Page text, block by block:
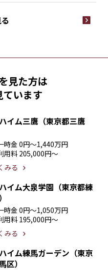
見た方は
ています
イム三鷹（東京都三鷹
時金 0円〜1,440万円
用料205,000円〜
みる
イム大泉学園（東京都練
時金 0円〜1,050万円
用料195,000円〜
みる
イム練馬ガーデン（東京
区）